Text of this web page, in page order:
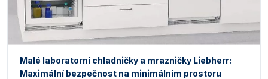
Malé laboratorní chladničky a mrazničky Liebherr:
Maximální bezpečnost na minimálním prostoru